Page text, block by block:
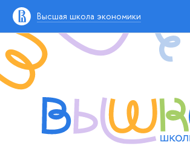
Высшая школа экономики